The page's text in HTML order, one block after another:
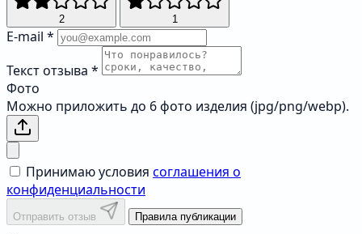
2 1
E-mail *
Текст отзыва *
Фото
Можно приложить до 6 фото изделия (jpg/png/webp).
Принимаю условия соглашения о
конфиденциальности
Отправить отзыв Правила публикации